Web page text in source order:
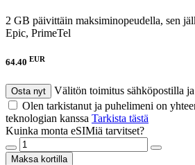
2 GB päivittäin maksiminopeudella, sen
Epic, PrimeTel
64.40 EUR
Osta nyt
Välitön toimitus sähköpostilla
Olen tarkistanut ja puhelimeni on
teknologian kanssa Tarkista tästä
Kuinka monta eSIMiä tarvitset?
Maksa kortilla